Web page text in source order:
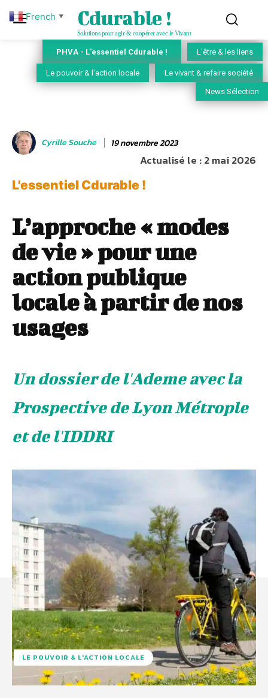
Cdurable !
Solutions pour agir & coopérer avec le Vivant
PHVA - L'essentiel Cdurable ! L'être & les liens
Le pouvoir & l'action locale Le vivant & refaire société
News Sélection
Cyrille Souche 19 novembre 2023
Actualisé le :2 mai 2026
L'essentiel Cdurable !
L’approche « modes
de vie » pour une
action publique
locale à partir de nos
usages
Un dossier de l'Ademe avec la
Prospective de Lyon Métrople
et de l'IDDRI
LE POUVOIR & L'ACTION LOCALE
French ▼